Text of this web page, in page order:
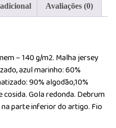
Avaliações (0)
– 140 g/m2. Malha jersey
azul marinho: 60%
90% algodão,10%
cosida. Gola redonda. Debrum
parte inferior do artigo. Fio